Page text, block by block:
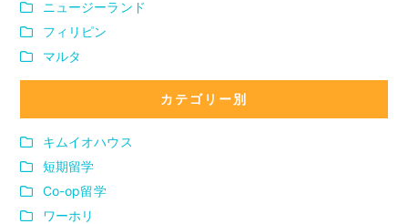
ニュージーランド
フィリピン
マルタ
カテゴリー別
キムイオハウス
短期留学
Co-op留学
ワーホリ